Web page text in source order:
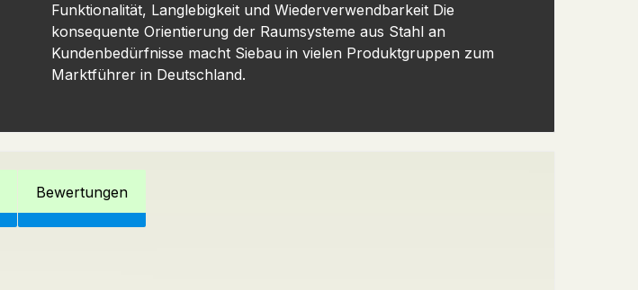
Funktionalität, Langlebigkeit und Wiederverwendbarkeit Die
konsequente Orientierung der Raumsysteme aus Stahl an
Kundenbedürfnisse macht Siebau in vielen Produktgruppen zum
Marktführer in Deutschland.
Bewertungen